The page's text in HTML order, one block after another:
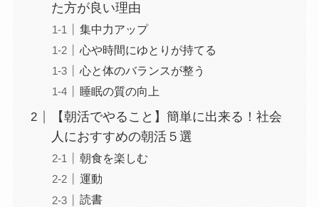
た方が良い理由
集中力アップ
心や時間にゆとりが持てる
心と体のバランスが整う
睡眠の質の向上
【朝活でやること】簡単に出来る！社会
人におすすめの朝活５選
朝食を楽しむ
運動
読書